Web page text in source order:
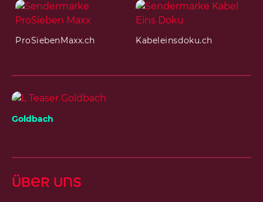
ProSiebenMaxx.ch Kabeleinsdoku.ch
Goldbach
Über uns